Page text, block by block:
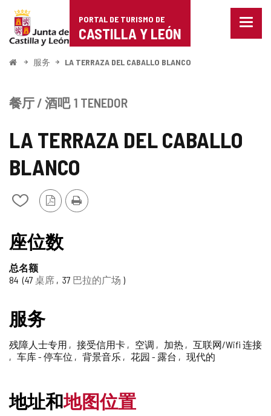
Portal
de
Turismo
Castilla
León
PORTAL DE TURISMO DE
CASTILLA Y LEÓN
菜
开
服务 LA TERRAZA DEL CABALLO BLANCO
LA TERRAZA DEL CABALLO
BLANCO
从
笔
记
中
添
删
除
PDF
版
打
印
餐厅 / 酒吧 1 TENEDOR
座位数
总名额
84 47 桌席 37 巴拉的广场
服务
残障人士专用 接受信用卡 空调 加热
互联网/Wifi 连接
车库 - 停车位
背景音乐 花园 - 露台 现代的
地址和地图位置